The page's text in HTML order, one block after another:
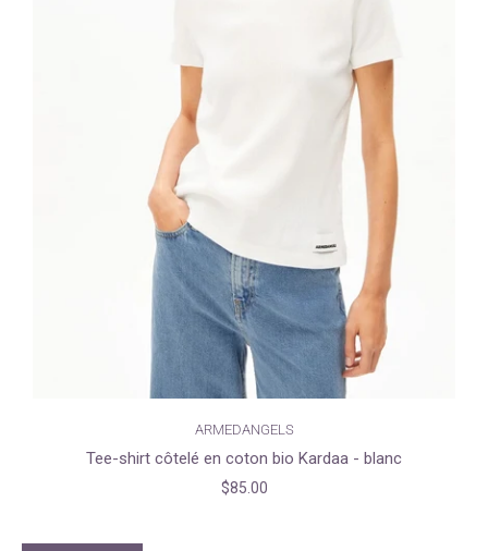
ARMEDANGELS
Tee-shirt côtelé en coton bio Kardaa - blanc
$85.00